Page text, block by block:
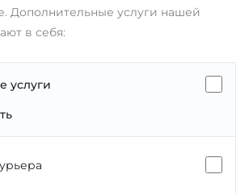
Дополнительные услуги нашей
в себя:
услуги